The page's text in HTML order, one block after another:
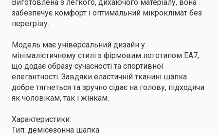
Виготовлена з легкого, дихаючого матеріалу, вона
забезпечує комфорт і оптимальний мікроклімат без
перегріву.
Модель має універсальний дизайн у
мінімалістичному стилі з фірмовим логотипом EA7,
що додає образу сучасності та спортивної
елегантності. Завдяки еластичній тканині шапка
добре тягнеться та зручно сідає на голову, підходячи
як чоловікам, так і жінкам.
Характеристики:
Тип: демісезонна шапка